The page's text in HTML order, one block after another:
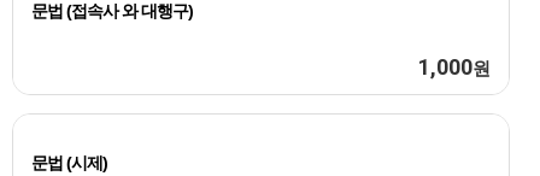
문법 (접속사 와 대행구)
1,000원
문법 (시제)